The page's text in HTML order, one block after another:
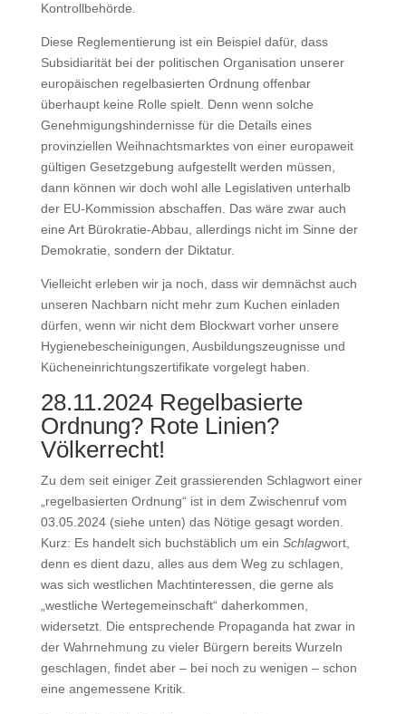
Kontrollbehörde.
Diese Reglementierung ist ein Beispiel dafür, dass
Subsidiarität bei der politischen Organisation unserer
europäischen regelbasierten Ordnung offenbar
überhaupt keine Rolle spielt. Denn wenn solche
Genehmigungshindernisse für die Details eines
provinziellen Weihnachtsmarktes von einer europaweit
gültigen Gesetzgebung aufgestellt werden müssen,
dann können wir doch wohl alle Legislativen unterhalb
der EU-Kommission abschaffen. Das wäre zwar auch
eine Art Bürokratie-Abbau, allerdings nicht im Sinne der
Demokratie, sondern der Diktatur.
Vielleicht erleben wir ja noch, dass wir demnächst auch
unseren Nachbarn nicht mehr zum Kuchen einladen
dürfen, wenn wir nicht dem Blockwart vorher unsere
Hygienebescheinigungen, Ausbildungszeugnisse und
Kücheneinrichtungszertifikate vorgelegt haben.
28.11.2024 Regelbasierte
Ordnung? Rote Linien?
Völkerrecht!
Zu dem seit einiger Zeit grassierenden Schlagwort einer
„regelbasierten Ordnung“ ist in dem Zwischenruf vom
03.05.2024 (siehe unten) das Nötige gesagt worden.
Kurz: Es handelt sich buchstäblich um ein Schlagwort,
denn es dient dazu, alles aus dem Weg zu schlagen,
was sich westlichen Machtinteressen, die gerne als
„westliche Wertegemeinschaft“ daherkommen,
widersetzt. Die entsprechende Propaganda hat zwar in
der Wahrnehmung zu vieler Bürgern bereits Wurzeln
geschlagen, findet aber – bei noch zu wenigen – schon
eine angemessene Kritik.